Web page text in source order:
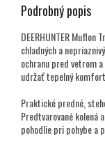
Podrobný popis
DEERHUNTER Muflon
chladných a
ochranu pred vetrom
udržať tepelný komfort.
Praktické predné,
Predtvarované kolená
pohodlie pri pohybe a